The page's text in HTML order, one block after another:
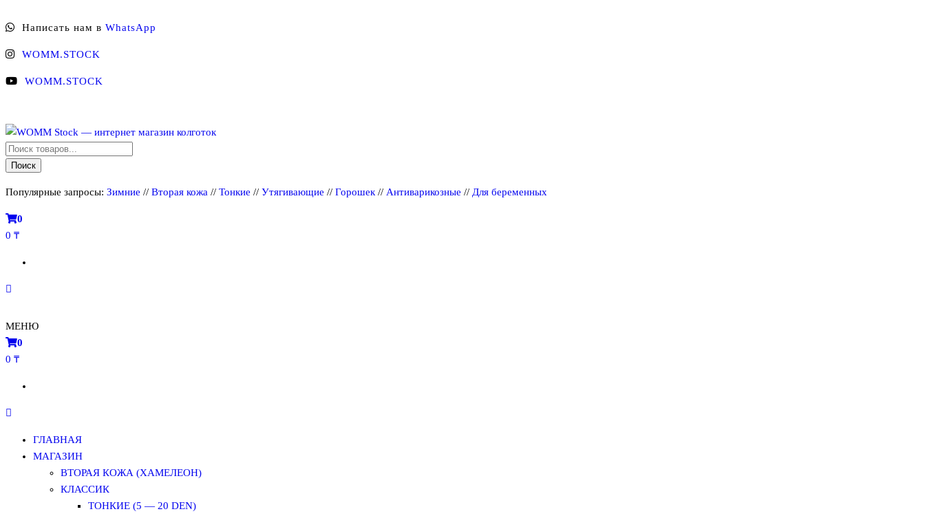
к
Написать нам в WhatsApp
WOMM.STOCK
WOMM.STOCK
WOMM Stock — интернет магазин колготок
Колготки MANZI, Naja Street тонкие, фантазийные, чулки, лосины
Поиск
товаров
Поиск
Популярные запросы: Зимние // Вторая кожа // Тонкие // Утягивающие // Горошек // Антиварикозные // Для беременных
0
0 ₸
МЕНЮ
0
0 ₸
ГЛАВНАЯ
МАГАЗИН
ВТОРАЯ КОЖА (ХАМЕЛЕОН)
КЛАССИК
ТОНКИЕ (5 — 20 DEN)